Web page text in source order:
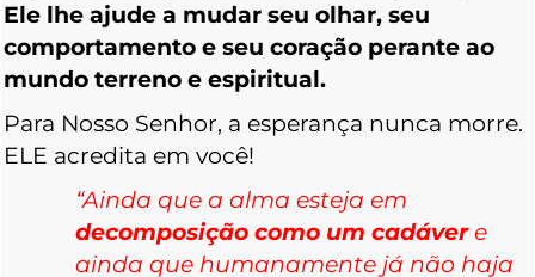
Ele lhe ajude a mudar seu olhar, seu
comportamento e seu coração perante ao
mundo terreno e espiritual.
Para Nosso Senhor, a esperança nunca morre.
ELE acredita em você!
“Ainda que a alma esteja em
decomposição como um cadávere
ainda que humanamente já não haja